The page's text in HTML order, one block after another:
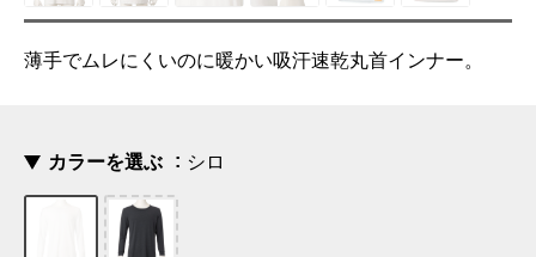
薄手でムレにくいのに暖かい吸汗速乾丸首インナー。
カラーを選ぶ シロ